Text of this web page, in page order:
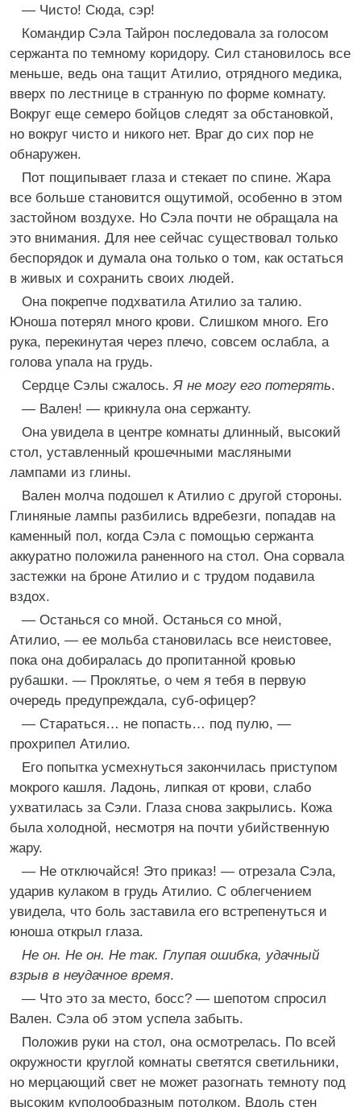
— Чисто! Сюда, сэр!
Командир Сэла Тайрон последовала за голосом
сержанта по темному коридору. Сил становилось все
меньше, ведь она тащит Атилио, отрядного медика,
вверх по лестнице в странную по форме комнату.
Вокруг еще семеро бойцов следят за обстановкой,
но вокруг чисто и никого нет. Враг до сих пор не
обнаружен.
Пот пощипывает глаза и стекает по спине. Жара
все больше становится ощутимой, особенно в этом
застойном воздухе. Но Сэла почти не обращала на
это внимания. Для нее сейчас существовал только
беспорядок и думала она только о том, как остаться
в живых и сохранить своих людей.
Она покрепче подхватила Атилио за талию.
Юноша потерял много крови. Слишком много. Его
рука, перекинутая через плечо, совсем ослабла, а
голова упала на грудь.
Сердце Сэлы сжалось.Я не могу его потерять.
— Вален! — крикнула она сержанту.
Она увидела в центре комнаты длинный, высокий
стол, уставленный крошечными масляными
лампами из глины.
Вален молча подошел к Атилио с другой стороны.
Глиняные лампы разбились вдребезги, попадав на
каменный пол, когда Сэла с помощью сержанта
аккуратно положила раненного на стол. Она сорвала
застежки на броне Атилио и с трудом подавила
вздох.
— Останься со мной. Останься со мной,
Атилио, — ее мольба становилась все неистовее,
пока она добиралась до пропитанной кровью
рубашки. — Проклятье, о чем я тебя в первую
очередь предупреждала, суб-офицер?
— Стараться… не попасть… под пулю, —
прохрипел Атилио.
Его попытка усмехнуться закончилась приступом
мокрого кашля. Ладонь, липкая от крови, слабо
ухватилась за Сэли. Глаза снова закрылись. Кожа
была холодной, несмотря на почти убийственную
жару.
— Не отключайся! Это приказ! — отрезала Сэла,
ударив кулаком в грудь Атилио. С облегчением
увидела, что боль заставила его встрепенуться и
юноша открыл глаза.
Не он. Не он. Не так. Глупая ошибка, удачный
взрыв в неудачное время.
— Что это за место, босс? — шепотом спросил
Вален. Сэла об этом успела забыть.
Положив руки на стол, она осмотрелась. По всей
окружности круглой комнаты светятся светильники,
но мерцающий свет не может разогнать темноту под
высоким куполообразным потолком. Вдоль стен